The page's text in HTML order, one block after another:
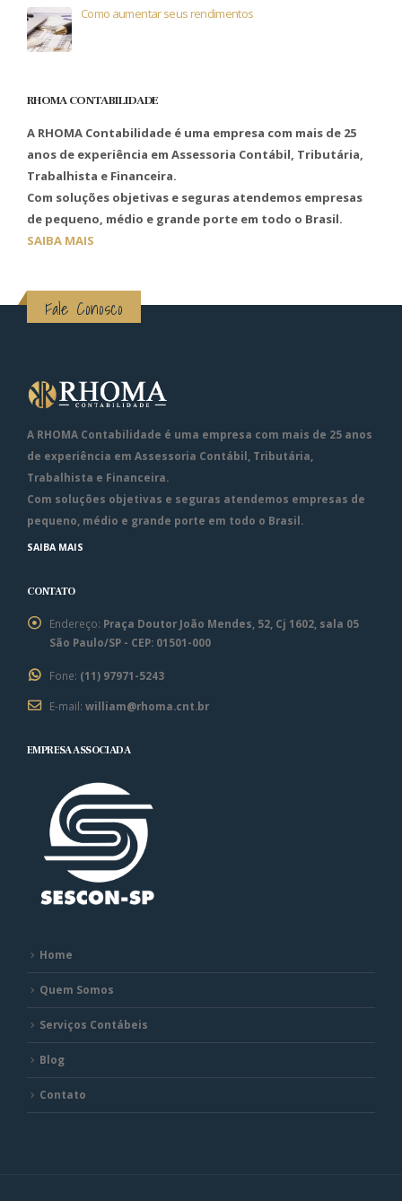
Como aumentar seus rendimentos
RHOMA CONTABILIDADE
A RHOMA Contabilidade é uma empresa com mais de 25
anos de experiência em Assessoria Contábil, Tributária,
Trabalhista e Financeira.
Com soluções objetivas e seguras atendemos empresas
de pequeno, médio e grande porte em todo o Brasil.
SAIBA MAIS
Fale Conosco
A RHOMA Contabilidade é uma empresa com mais de 25 anos
de experiência em Assessoria Contábil, Tributária,
Trabalhista e Financeira.
Com soluções objetivas e seguras atendemos empresas de
pequeno, médio e grande porte em todo o Brasil.
SAIBA MAIS
CONTATO
Endereço: Praça Doutor João Mendes, 52, Cj 1602, sala 05
São Paulo/SP - CEP: 01501-000
Fone: (11) 97971-5243
E-mail: william@rhoma.cnt.br
EMPRESA ASSOCIADA
Home
Quem Somos
Serviços Contábeis
Blog
Contato